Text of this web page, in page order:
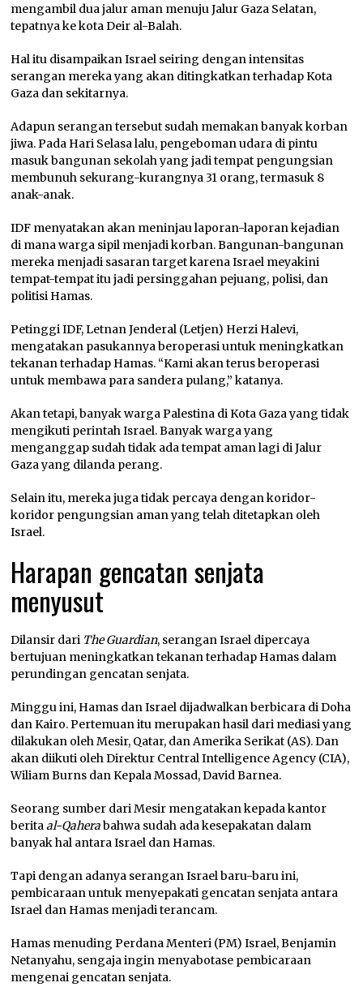
mengambil dua jalur aman menuju Jalur Gaza Selatan,
tepatnya ke kota Deir al-Balah.
Hal itu disampaikan Israel seiring dengan intensitas
serangan mereka yang akan ditingkatkan terhadap Kota
Gaza dan sekitarnya.
Adapun serangan tersebut sudah memakan banyak korban
jiwa. Pada Hari Selasa lalu, pengeboman udara di pintu
masuk bangunan sekolah yang jadi tempat pengungsian
membunuh sekurang-kurangnya 31 orang, termasuk 8
anak-anak.
IDF menyatakan akan meninjau laporan-laporan kejadian
di mana warga sipil menjadi korban. Bangunan-bangunan
mereka menjadi sasaran target karena Israel meyakini
tempat-tempat itu jadi persinggahan pejuang, polisi, dan
politisi Hamas.
Petinggi IDF, Letnan Jenderal (Letjen) Herzi Halevi,
mengatakan pasukannya beroperasi untuk meningkatkan
tekanan terhadap Hamas. “Kami akan terus beroperasi
untuk membawa para sandera pulang,” katanya.
Akan tetapi, banyak warga Palestina di Kota Gaza yang tidak
mengikuti perintah Israel. Banyak warga yang
menganggap sudah tidak ada tempat aman lagi di Jalur
Gaza yang dilanda perang.
Selain itu, mereka juga tidak percaya dengan koridor-
koridor pengungsian aman yang telah ditetapkan oleh
Israel.
Harapan gencatan senjata
menyusut
Dilansir dari The Guardian, serangan Israel dipercaya
bertujuan meningkatkan tekanan terhadap Hamas dalam
perundingan gencatan senjata.
Minggu ini, Hamas dan Israel dijadwalkan berbicara di Doha
dan Kairo. Pertemuan itu merupakan hasil dari mediasi yang
dilakukan oleh Mesir, Qatar, dan Amerika Serikat (AS). Dan
akan diikuti oleh Direktur Central Intelligence Agency (CIA),
Wiliam Burns dan Kepala Mossad, David Barnea.
Seorang sumber dari Mesir mengatakan kepada kantor
beritaal-Qaherabahwa sudah ada kesepakatan dalam
banyak hal antara Israel dan Hamas.
Tapi dengan adanya serangan Israel baru-baru ini,
pembicaraan untuk menyepakati gencatan senjata antara
Israel dan Hamas menjadi terancam.
Hamas menuding Perdana Menteri (PM) Israel, Benjamin
Netanyahu, sengaja ingin menyabotase pembicaraan
mengenai gencatan senjata.